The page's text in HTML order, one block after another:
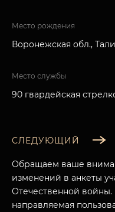
Место рождения
Воронежская обл.,
Место службы
90 гвардейская
СЛЕДУЮЩИЙ
Обращаем ваше
изменений в анкеты
Отечественной
направляемая